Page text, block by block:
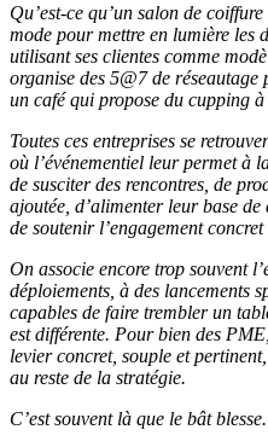
Qu’est-ce qu’un salon de
mode pour mettre en lumière les
utilisant ses clientes comme
organise des 5@7 de
un café qui propose du cupping
Toutes ces entreprises se
où l’événementiel leur permet à
de susciter des rencontres, de
ajoutée, d’alimenter leur base
de soutenir l’engagement
On associe encore trop souvent
déploiements, à des lancements
capables de faire trembler un
est différente. Pour bien des
levier concret, souple et
au reste de la stratégie.
C’est souvent là que le bât blesse.